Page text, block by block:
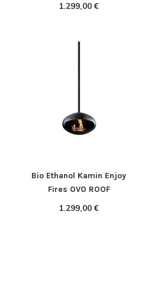
1.299,00 €
Bio Ethanol Kamin Enjoy
Fires OVO ROOF
1.299,00 €